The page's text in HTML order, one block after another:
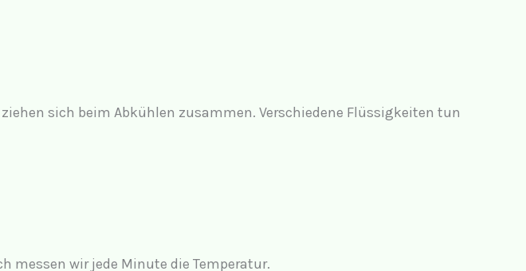
sich beim Abkühlen zusammen. Verschiedene Flüssigkeiten tun
messen wir jede Minute die Temperatur.